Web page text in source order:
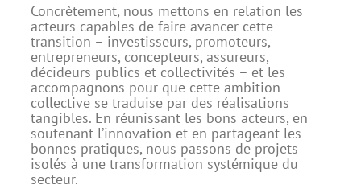
Concrètement, nous mettons en relation les
acteurs capables de faire avancer cette
transition – investisseurs, promoteurs,
entrepreneurs, concepteurs, assureurs,
décideurs publics et collectivités – et les
accompagnons pour que cette ambition
collective se traduise par des réalisations
tangibles. En réunissant les bons acteurs, en
soutenant l’innovation et en partageant les
bonnes pratiques, nous passons de projets
isolés à une transformation systémique du
secteur.